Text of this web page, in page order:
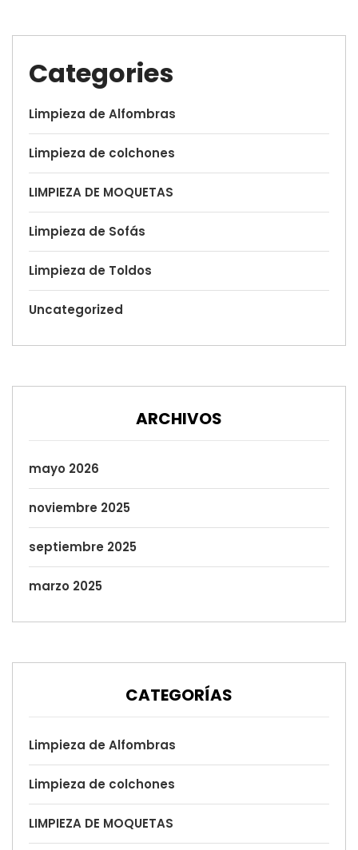
Categories
Limpieza de Alfombras
Limpieza de colchones
LIMPIEZA DE MOQUETAS
Limpieza de Sofás
Limpieza de Toldos
Uncategorized
ARCHIVOS
mayo 2026
noviembre 2025
septiembre 2025
marzo 2025
CATEGORÍAS
Limpieza de Alfombras
Limpieza de colchones
LIMPIEZA DE MOQUETAS